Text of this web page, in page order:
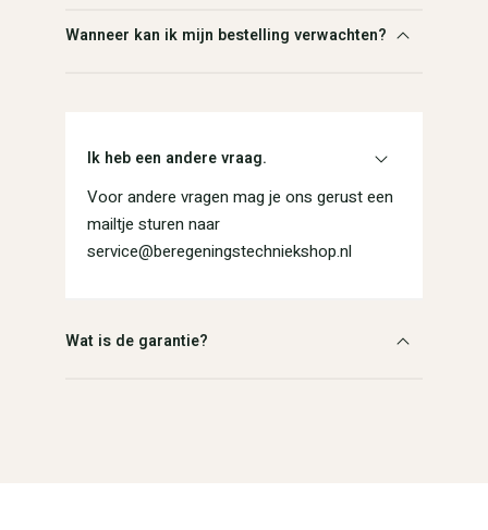
Wanneer kan ik mijn bestelling verwachten?
Ik heb een andere vraag.
Voor andere vragen mag je ons gerust een
mailtje sturen naar
service@beregeningstechniekshop.nl
Wat is de garantie?